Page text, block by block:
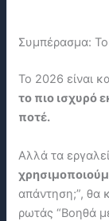
Συμπέρασμα:
Το 2026 είναι
το πιο ισχυρό
ποτέ.
Αλλά τα
απάντηση;”, θα
ρωτάς “Βοηθά